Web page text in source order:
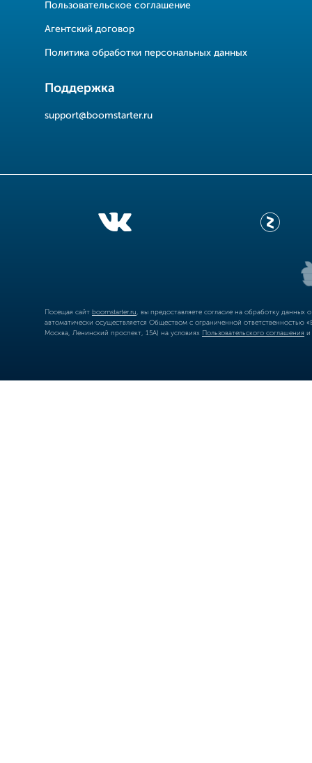
Пользовательское соглашение
Агентский договор
Политика обработки персональных данных
Поддержка
support@boomstarter.ru
Посещая сайт boomstarter.ru , вы предоставляете согласие на обработку
автоматически осуществляется Обществом с ограниченной
Москва, Ленинский проспект, 15А) на условиях Пользовательского соглашения и